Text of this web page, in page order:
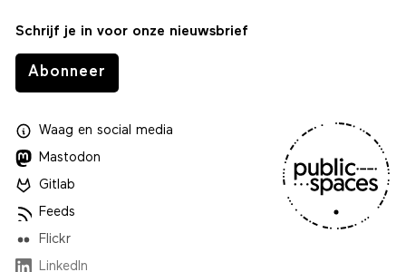
Schrijf je in voor onze nieuwsbrief
Abonneer
Waagen social media
Mastodon
Gitlab
Feeds
Flickr
LinkedIn